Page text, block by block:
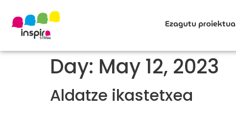
Ezagutu proiektua
Day: May 12, 2023
Aldatze ikastetxea